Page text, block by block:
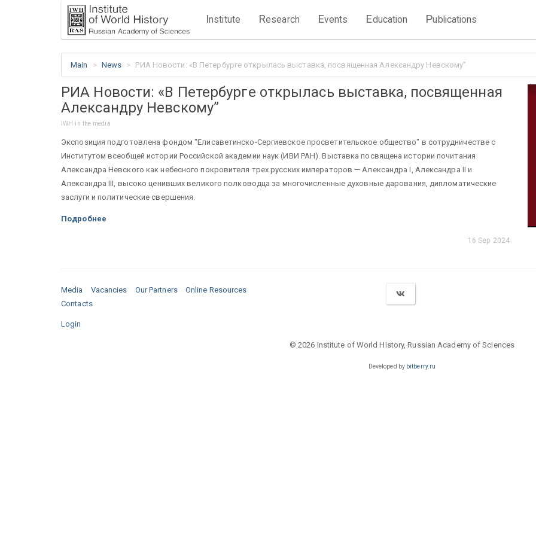
Institute Research Events Education Publications
Main News РИА Новости: «В Петербурге открылась выставка, посвященная Александру Невскому”
РИА Новости: «В Петербурге открылась выставка, посвященная
Александру Невскому”
IWH in the media
Экспозиция подготовлена фондом "Елисаветинско-Сергиевское просветительское общество" в сотрудничестве с
Институтом всеобщей истории Российской академии наук (ИВИ РАН). Выставка посвящена истории почитания
Александра Невского как небесного покровителя трех русских императоров — Александра I, Александра II и
Александра III, высоко ценивших великого полководца за многочисленные духовные дарования, дипломатические
заслуги и политические свершения.
Подробнее
16 Sep 2024
Media Vacancies Our Partners
Online Resources
Contacts
Login
© 2026 Institute of World History, Russian Academy of Sciences
Developed by bitberry.ru